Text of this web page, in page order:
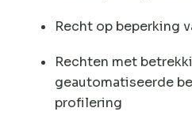
Recht op beperking
Rechten met
geautomatiseerde
profilering